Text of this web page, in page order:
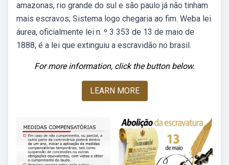
amazonas, rio grande do sul e são paulo já não tinham
mais escravos; Sistema logo chegaria ao fim. Weba lei
áurea, oficialmente lei n. º 3 353 de 13 de maio de
1888, é a lei que extinguiu a escravidão no brasil.
For more information, click the button below.
LEARN MORE